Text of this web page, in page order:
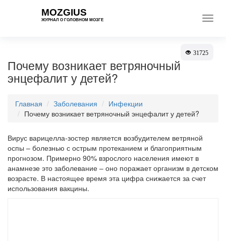
MOZGIUS
ЖУРНАЛ О ГОЛОВНОМ МОЗГЕ
Почему возникает ветряночный
энцефалит у детей?
Главная Заболевания
Инфекции
Почему возникает ветряночный энцефалит у детей?
31725
Вирус варицелла-зостер является возбудителем ветряной
оспы – болезнью с острым протеканием и благоприятным
прогнозом. Примерно 90% взрослого населения имеют в
анамнезе это заболевание – оно поражает организм в детском
возрасте. В настоящее время эта цифра снижается за счет
использования вакцины.